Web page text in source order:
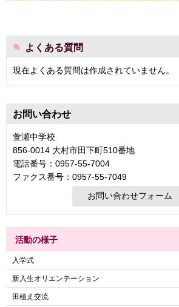
よくある質問
現在よくある質問は作成されていません。
お問い合わせ
萱瀬中学校
856-0014 大村市田下町510番地
電話番号：0957-55-7004
ファクス番号：0957-55-7049
活動の様子
入学式
新入生オリエンテーション
田植え交流